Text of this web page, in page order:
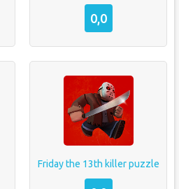
0,0
Friday the 13th killer puzzle